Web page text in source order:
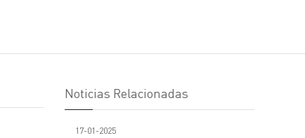
Noticias Relacionadas
17-01-2025